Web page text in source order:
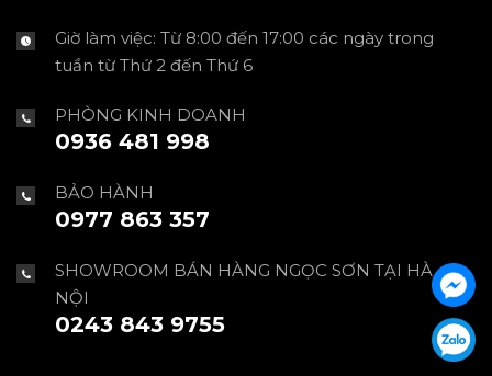
Giờ làm việc: Từ 8:00 đến 17:00 các ngày trong
tuần từ Thứ 2 đến Thứ 6
PHÒNG KINH DOANH
0936 481 998
BẢO HÀNH
0977 863 357
SHOWROOM BÁN HÀNG NGỌC SƠN TẠI HÀ
NỘI
0243 843 9755